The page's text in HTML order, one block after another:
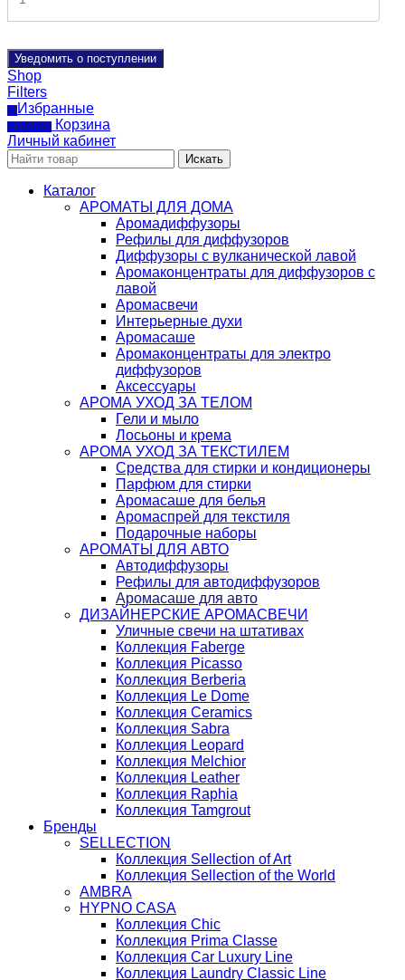
Уведомить о поступлении
Shop
Filters
0 Избранные
0 items Корзина
Личный кабинет
Искать
Каталог
АРОМАТЫ ДЛЯ ДОМА
Аромадиффузоры
Рефилы для диффузоров
Диффузоры с вулканической лавой
Аромаконцентраты для диффузоров с
лавой
Аромасвечи
Интерьерные духи
Аромасаше
Аромаконцентраты для электро
диффузоров
Аксессуары
АРОМА УХОД ЗА ТЕЛОМ
Гели и мыло
Лосьоны и крема
АРОМА УХОД ЗА ТЕКСТИЛЕМ
Средства для стирки и кондиционеры
Парфюм для стирки
Аромасаше для белья
Аромаспрей для текстиля
Подарочные наборы
АРОМАТЫ ДЛЯ АВТО
Автодиффузоры
Рефилы для автодиффузоров
Аромасаше для авто
ДИЗАЙНЕРСКИЕ АРОМАСВЕЧИ
Уличные свечи на штативах
Коллекция Faberge
Коллекция Picasso
Коллекция Berberia
Коллекция Le Dome
Коллекция Ceramics
Коллекция Sabra
Коллекция Leopard
Коллекция Melchior
Коллекция Leather
Коллекция Raphia
Коллекция Tamgrout
Бренды
SELLECTION
Коллекция Sellection of Art
Коллекция Sellection of the World
AMBRA
HYPNO CASA
Коллекция Chic
Коллекция Prima Classe
Коллекция Car Luxury Line
Коллекция Laundry Classic Line